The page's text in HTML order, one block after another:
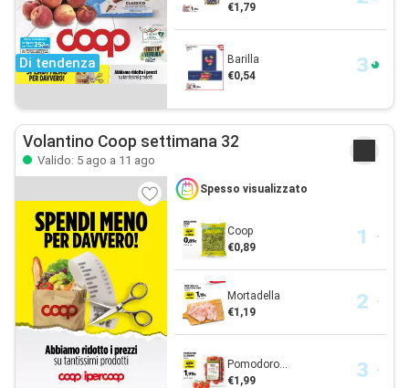
Di tendenza
€1,79
Barilla
€0,54
Volantino Coop settimana 32
Valido: 5 ago a 11 ago
Spesso visualizzato
Coop
€0,89
Mortadella
€1,19
Pomodoro...
€1,99